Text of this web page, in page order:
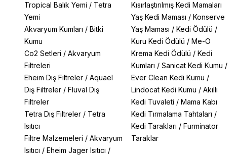
Tropical Balık Yemi / Tetra
Yemi
Akvaryum Kumları / Bitki
Kumu
Co2 Setleri / Akvaryum
Filtreleri
Eheim Dış Filtreler / Aquael
Dış Filtreler / Fluval Dış
Filtreler
Tetra Dış Filtreler / Tetra
Isıtıcı
Filtre Malzemeleri / Akvaryum
Isıtıcı / Eheim Jager Isıtıcı /
Kısırlaştırılmış Kedi Mamaları
Yaş Kedi Maması / Konserve
Yaş Maması / Kedi Ödülü /
Kuru Kedi Ödülü / Me-O
Krema Kedi Ödülü / Kedi
Kumları / Sanicat Kedi Kumu /
Ever Clean Kedi Kumu /
Lindocat Kedi Kumu / Akıllı
Kedi Tuvaleti / Mama Kabı
Kedi Tırmalama Tahtaları /
Kedi Tarakları / Furminator
Taraklar